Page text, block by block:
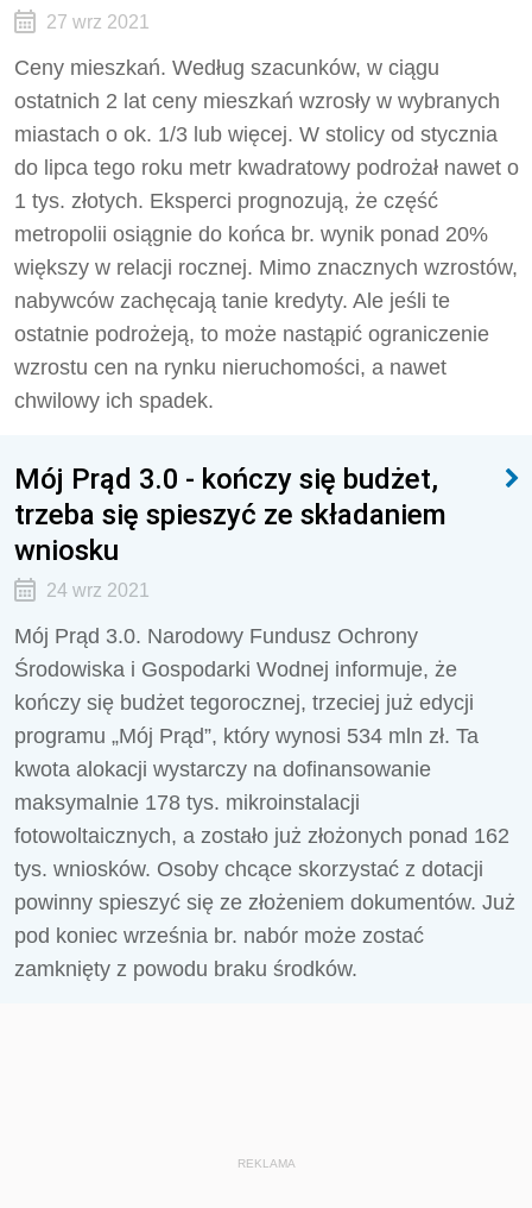
27 wrz 2021
Ceny mieszkań. Według szacunków, w ciągu
ostatnich 2 lat ceny mieszkań wzrosły w wybranych
miastach o ok. 1/3 lub więcej. W stolicy od stycznia
do lipca tego roku metr kwadratowy podrożał nawet o
1 tys. złotych. Eksperci prognozują, że część
metropolii osiągnie do końca br. wynik ponad 20%
większy w relacji rocznej. Mimo znacznych wzrostów,
nabywców zachęcają tanie kredyty. Ale jeśli te
ostatnie podrożeją, to może nastąpić ograniczenie
wzrostu cen na rynku nieruchomości, a nawet
chwilowy ich spadek.
Mój Prąd 3.0 - kończy się budżet,
trzeba się spieszyć ze składaniem
wniosku
24 wrz 2021
Mój Prąd 3.0. Narodowy Fundusz Ochrony
Środowiska i Gospodarki Wodnej informuje, że
kończy się budżet tegorocznej, trzeciej już edycji
programu „Mój Prąd”, który wynosi 534 mln zł. Ta
kwota alokacji wystarczy na dofinansowanie
maksymalnie 178 tys. mikroinstalacji
fotowoltaicznych, a zostało już złożonych ponad 162
tys. wniosków. Osoby chcące skorzystać z dotacji
powinny spieszyć się ze złożeniem dokumentów. Już
pod koniec września br. nabór może zostać
zamknięty z powodu braku środków.
REKLAMA